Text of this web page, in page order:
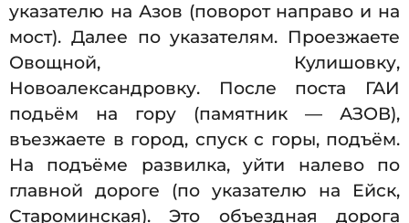
указателю на Азов (поворот направо и на
мост). Далее по указателям. Проезжаете
Овощной, Кулишовку,
Новоалександровку. После поста ГАИ
подьём на гору (памятник — АЗОВ),
въезжаете в город, спуск с горы, подъём.
На подъёме развилка, уйти налево по
главной дороге (по указателю на Ейск,
Староминская). Это объездная дорога